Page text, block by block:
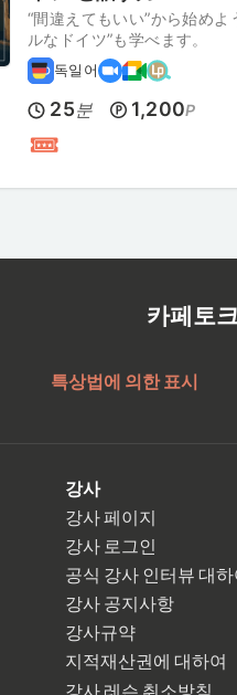
“間違えてもいい”から始め
ルなドイツ”も学べます。
독일어
25분 1,200P
카페토크
특상법에 의한 표시
강사
강사 페이지
강사 로그인
공식 강사 인터뷰 대하
강사 공지사항
강사규약
지적재산권에 대하여
강사 레슨 취소방침